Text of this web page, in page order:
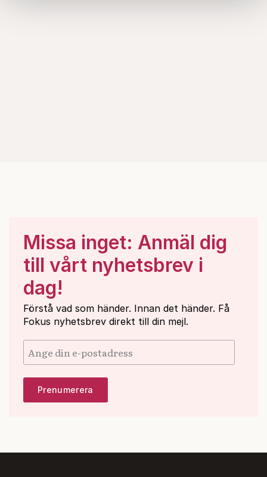
Missa inget: Anmäl dig
till vårt nyhetsbrev i
dag!
Förstå vad som händer. Innan det händer. Få
Fokus nyhetsbrev direkt till din mejl.